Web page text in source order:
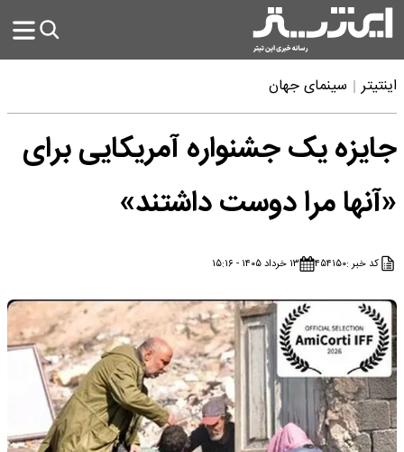
اینتیتر سینمای جهان
جایزه یک جشنواره آمریکایی برای
«آنها مرا دوست داشتند»
کد خبر :۴۵۴۱۵۰ ۱۳ خرداد ۱۴۰۵ - ۱۵:۱۶